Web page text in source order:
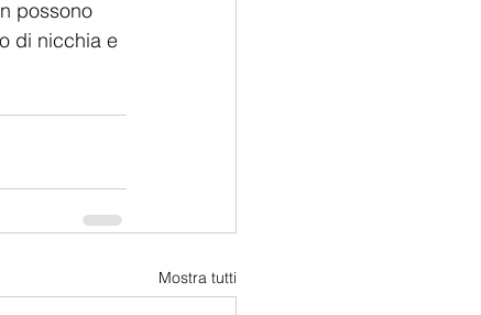
possono
di nicchia e
Mostra tutti